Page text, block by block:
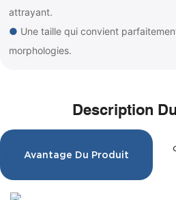
attrayant.
● Une taille qui convient
morphologies.
Description
Avantage Du Produit